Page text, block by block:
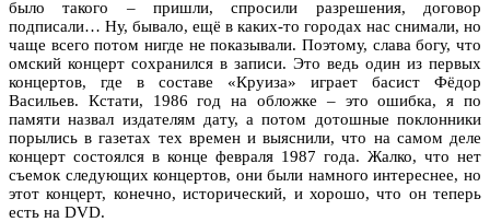
было такого – пришли, спросили разрешения, договор
подписали… Ну, бывало, ещё в каких-то городах нас снимали, но
чаще всего потом нигде не показывали. Поэтому, слава богу, что
омский концерт сохранился в записи. Это ведь один из первых
концертов, где в составе «Круиза» играет басист Фёдор
Васильев. Кстати, 1986 год на обложке – это ошибка, я по
памяти назвал издателям дату, а потом дотошные поклонники
порылись в газетах тех времен и выяснили, что на самом деле
концерт состоялся в конце февраля 1987 года. Жалко, что нет
съемок следующих концертов, они были намного интереснее, но
этот концерт, конечно, исторический, и хорошо, что он теперь
есть на DVD.